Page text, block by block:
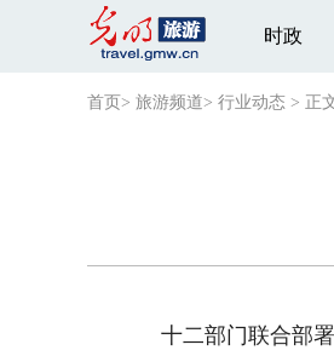
时政
首页 > 旅游频道> 行业动态 > 正
十二部门联合部署